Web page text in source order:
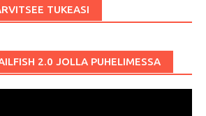
TUKEASI
2.0 JOLLA PUHELIMESSA